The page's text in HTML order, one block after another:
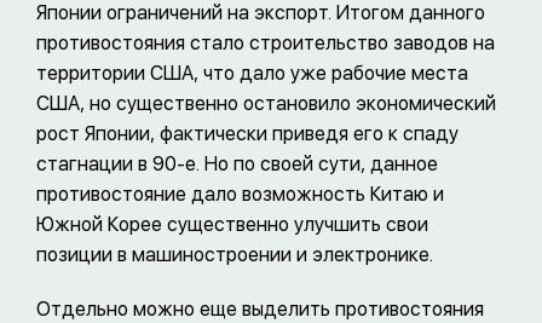
Японии ограничений на экспорт. Итогом данного
противостояния стало строительство заводов на
территории США, что дало уже рабочие места
США, но существенно остановило экономический
рост Японии, фактически приведя его к спаду
стагнации в 90-е. Но по своей сути, данное
противостояние дало возможность Китаю и
Южной Корее существенно улучшить свои
позиции в машиностроении и электронике.
Отдельно можно еще выделить противостояния